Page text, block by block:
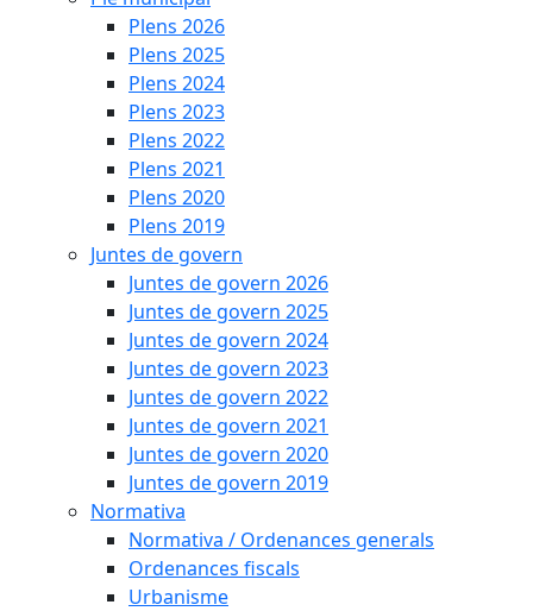
Plens 2026
Plens 2025
Plens 2024
Plens 2023
Plens 2022
Plens 2021
Plens 2020
Plens 2019
Juntes de govern
Juntes de govern 2026
Juntes de govern 2025
Juntes de govern 2024
Juntes de govern 2023
Juntes de govern 2022
Juntes de govern 2021
Juntes de govern 2020
Juntes de govern 2019
Normativa
Normativa / Ordenances generals
Ordenances fiscals
Urbanisme